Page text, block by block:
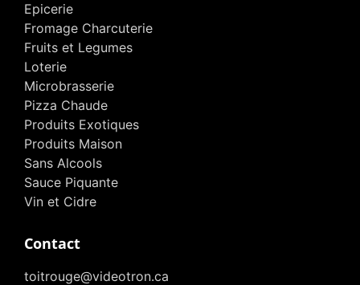
Epicerie
Fromage Charcuterie
Fruits et Legumes
Loterie
Microbrasserie
Pizza Chaude
Produits Exotiques
Produits Maison
Sans Alcools
Sauce Piquante
Vin et Cidre
Contact
toitrouge@videotron.ca